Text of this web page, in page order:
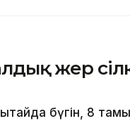
жер
бүгін, 8